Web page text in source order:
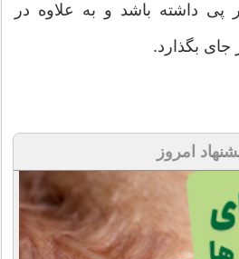
پی داشته باشد و به علاوه در
جای بگذارد.
امروز